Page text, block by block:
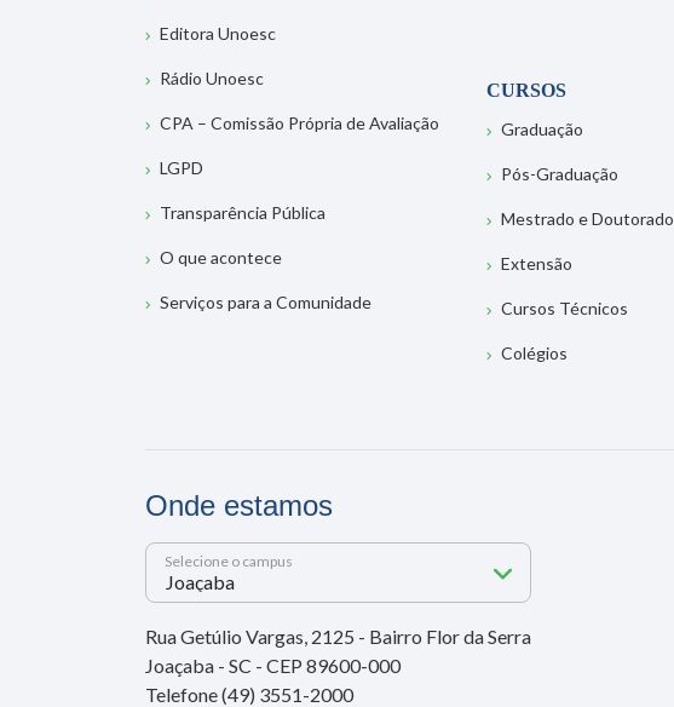
Editora Unoesc
Rádio Unoesc
CPA – Comissão Própria de Avaliação
LGPD
Transparência Pública
O que acontece
Serviços para a Comunidade
CURSOS
Graduação
Pós-Graduação
Mestrado e Doutorado
Extensão
Cursos Técnicos
Colégios
Onde estamos
Selecione o campus
Rua Getúlio Vargas, 2125 - Bairro Flor da Serra
Joaçaba - SC - CEP 89600-000
Telefone (49) 3551-2000